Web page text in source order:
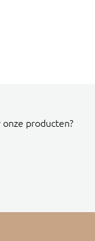
producten?